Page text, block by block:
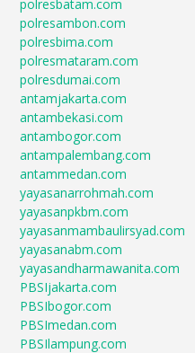
polresbatam.com
polresambon.com
polresbima.com
polresmataram.com
polresdumai.com
antamjakarta.com
antambekasi.com
antambogor.com
antampalembang.com
antammedan.com
yayasanarrohmah.com
yayasanpkbm.com
yayasanmambaulirsyad.com
yayasanabm.com
yayasandharmawanita.com
PBSIjakarta.com
PBSIbogor.com
PBSImedan.com
PBSIlampung.com